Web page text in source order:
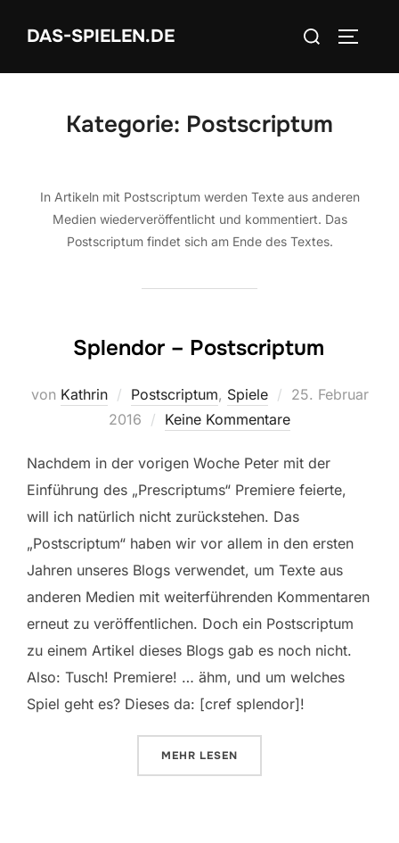
InhaltDAS-SPIELEN.DE
Suchen
Kategorie: Postscriptum
In Artikeln mit Postscriptum werden Texte aus anderen
Medien wiederveröffentlicht und kommentiert. Das
Postscriptum findet sich am Ende des Textes.
Splendor – Postscriptum
von Kathrin Postscriptum, Spiele
Veröffentlicht
am
25. Februar
2016
Keine Kommentare
Nachdem in der vorigen Woche Peter mit der
Einführung des „Prescriptums“ Premiere feierte,
will ich natürlich nicht zurückstehen. Das
„Postscriptum“ haben wir vor allem in den ersten
Jahren unseres Blogs verwendet, um Texte aus
anderen Medien mit weiterführenden Kommentaren
erneut zu veröffentlichen. Doch ein Postscriptum
zu einem Artikel dieses Blogs gab es noch nicht.
Also: Tusch! Premiere! … ähm, und um welches
Spiel geht es? Dieses da: [cref splendor]!
MEHR ÜBER „SPLENDOR –
LESEN